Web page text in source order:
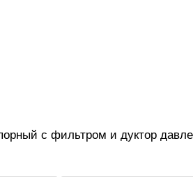
с фильтром и дуктор